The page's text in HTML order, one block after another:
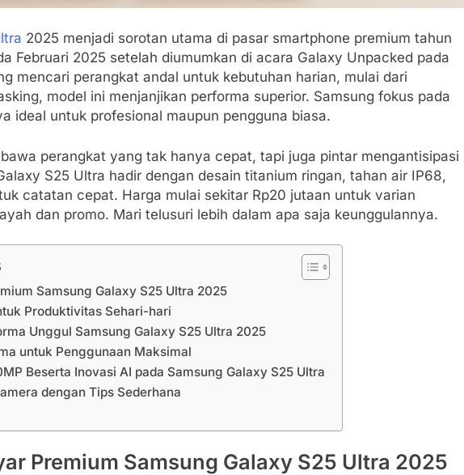
2025 menjadi sorotan utama di pasar smartphone premium tahun
Februari 2025 setelah diumumkan di acara Galaxy Unpacked pada
mencari perangkat andal untuk kebutuhan harian, mulai dari
model ini menjanjikan performa superior. Samsung fokus pada
ideal untuk profesional maupun pengguna biasa.
perangkat yang tak hanya cepat, tapi juga pintar mengantisipasi
S25 Ultra hadir dengan desain titanium ringan, tahan air IP68,
catatan cepat. Harga mulai sekitar Rp20 jutaan untuk varian
dan promo. Mari telusuri lebih dalam apa saja keunggulannya.
Samsung Galaxy S25 Ultra 2025
Produktivitas Sehari-hari
Unggul Samsung Galaxy S25 Ultra 2025
untuk Penggunaan Maksimal
Beserta Inovasi AI pada Samsung Galaxy S25 Ultra
dengan Tips Sederhana
Premium Samsung Galaxy S25 Ultra 2025